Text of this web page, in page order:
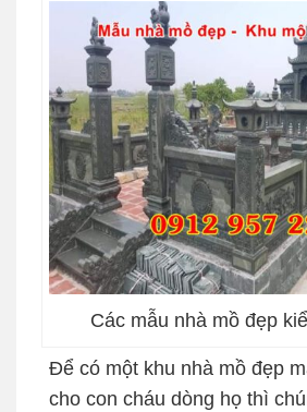
Các mẫu nhà mồ đẹp
Để có một khu nhà mồ đẹp
cho con cháu dòng họ thì